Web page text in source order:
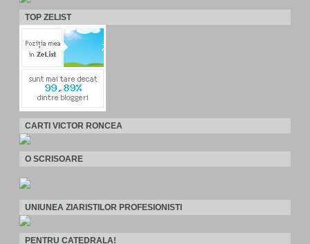
TOP ZELIST
CARTI VICTOR RONCEA
O SCRISOARE
UNIUNEA ZIARISTILOR PROFESIONISTI
PENTRU CATEDRALA!